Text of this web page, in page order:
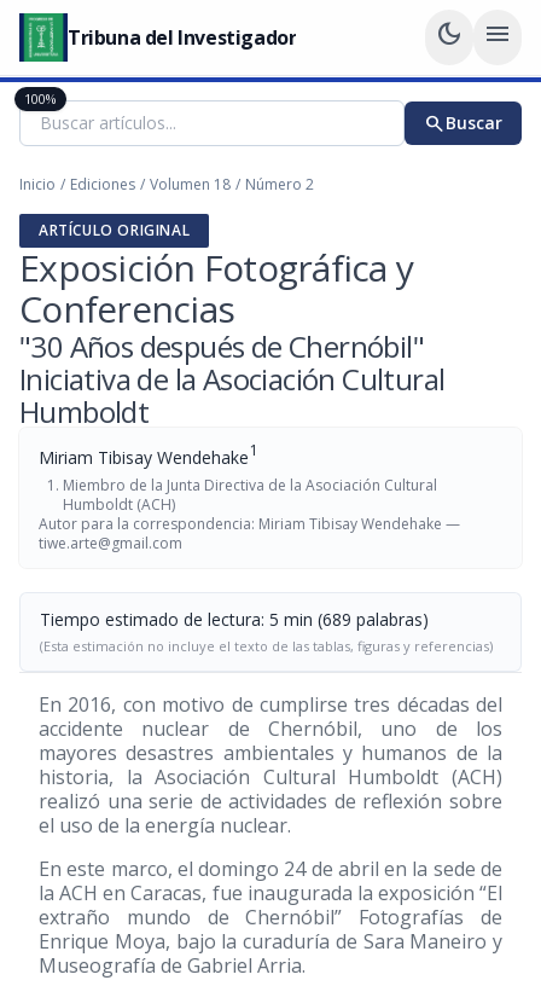
Tribuna del Investigador dark_mode menu
searchBuscar
Inicio / Ediciones / Volumen 18 / Número 2
ARTÍCULO ORIGINAL
Exposición Fotográfica y
Conferencias
"30 Años después de Chernóbil"
Iniciativa de la Asociación Cultural
Humboldt
Miriam Tibisay Wendehake1
Miembro de la Junta Directiva de la Asociación Cultural
Humboldt (ACH)
Autor para la correspondencia: Miriam Tibisay Wendehake —
tiwe.arte@gmail.com
Tiempo estimado de lectura: 5 min (689 palabras)
(Esta estimación no incluye el texto de las tablas, figuras y referencias)
En 2016, con motivo de cumplirse tres décadas del
accidente nuclear de Chernóbil, uno de los
mayores desastres ambientales y humanos de la
historia, la Asociación Cultural Humboldt (ACH)
realizó una serie de actividades de reflexión sobre
el uso de la energía nuclear.
En este marco, el domingo 24 de abril en la sede de
la ACH en Caracas, fue inaugurada la exposición “El
extraño mundo de Chernóbil” Fotografías de
Enrique Moya, bajo la curaduría de Sara Maneiro y
Museografía de Gabriel Arria.
100%